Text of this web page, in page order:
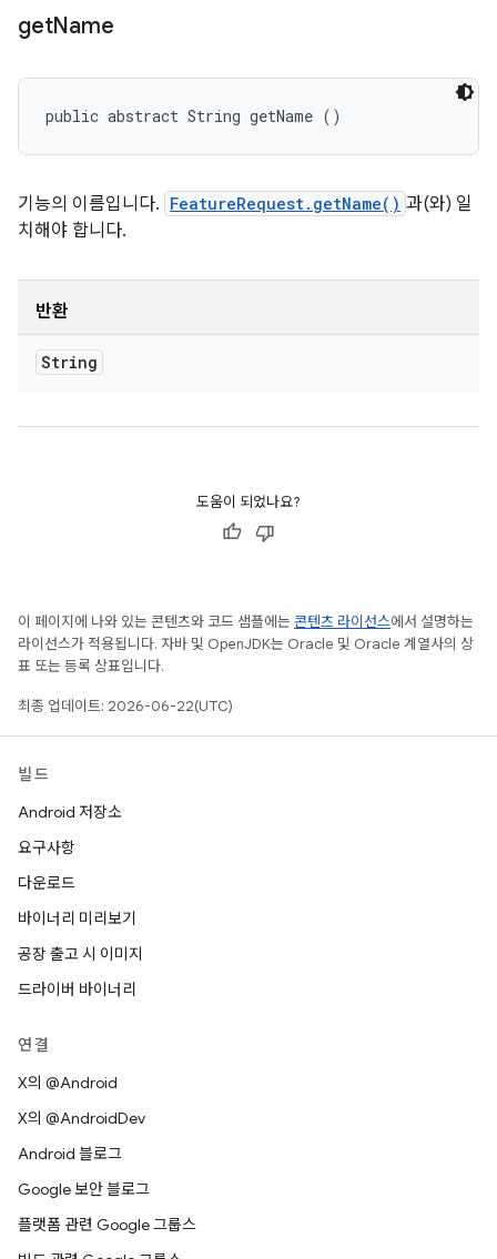
getName
public abstract String getName ()
기능의 이름입니다. FeatureRequest.getName() 과(와) 일
치해야 합니다.
반환
String
도움이 되었나요?
이 페이지에 나와 있는 콘텐츠와 코드 샘플에는 콘텐츠 라이선스에서 설명하는
라이선스가 적용됩니다. 자바 및 OpenJDK는 Oracle 및 Oracle 계열사의 상
표 또는 등록 상표입니다.
최종 업데이트: 2026-06-22(UTC)
빌드
Android 저장소
요구사항
다운로드
바이너리 미리보기
공장 출고 시 이미지
드라이버 바이너리
연결
X의 @Android
X의 @AndroidDev
Android 블로그
Google 보안 블로그
플랫폼 관련 Google 그룹스